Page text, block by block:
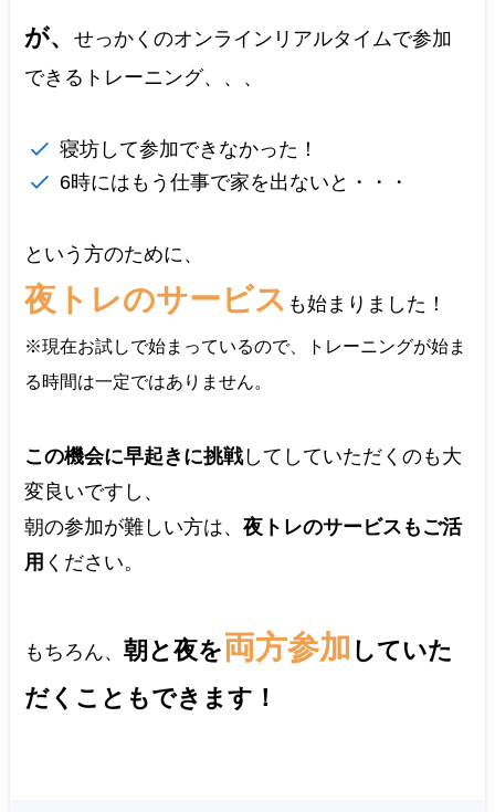
が、せっかくのオンラインリアルタイムで参加
できるトレーニング、、、
寝坊して参加できなかった！
6時にはもう仕事で家を出ないと・・・
という方のために、
夜トレのサービス も始まりました！
※現在お試しで始まっているので、トレーニングが始ま
る時間は一定ではありません。
この機会に早起きに挑戦してしていただくのも大
変良いですし、
朝の参加が難しい方は、夜トレのサービスもご活
用 ください。
もちろん、朝と夜を両方参加 していた
だくこともできます！